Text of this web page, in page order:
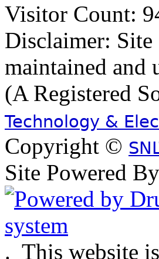
Visitor Count:
Disclaimer: Site
maintained and
(A Registered
Technology &
Copyright ©
Site Powered By
. This website